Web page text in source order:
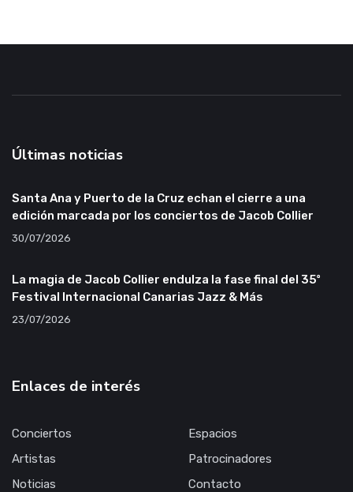
Últimas noticias
Santa Ana y Puerto de la Cruz echan el cierre a una
edición marcada por los conciertos de Jacob Collier
30/07/2026
La magia de Jacob Collier endulza la fase final del 35º
Festival Internacional Canarias Jazz & Más
23/07/2026
Enlaces de interés
Conciertos
Artistas
Noticias
Espacios
Patrocinadores
Contacto